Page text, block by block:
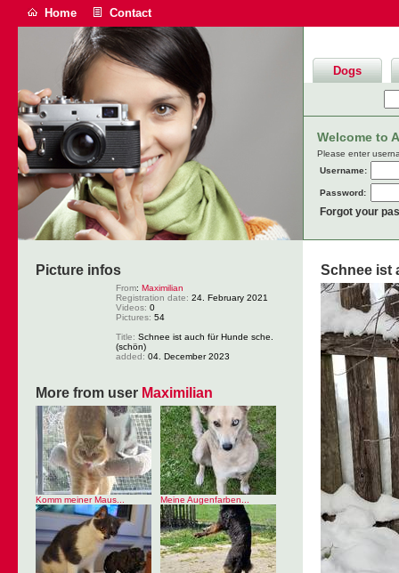
Home Contact
Dogs
Welcome to
Please enter
Username:
Password:
Forgot your
Picture infos
From: Maximilian
Registration date: 24. February 2021
Videos: 0
Pictures: 54
Title: Schnee ist auch für Hunde sche.
(schön)
added: 04. December 2023
More from user Maximilian
Komm meiner Maus... Meine Augenfarben...
Schnee ist